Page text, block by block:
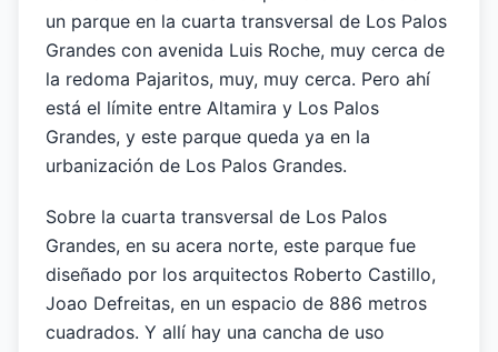
un parque en la cuarta transversal de Los Palos
Grandes con avenida Luis Roche, muy cerca de
la redoma Pajaritos, muy, muy cerca. Pero ahí
está el límite entre Altamira y Los Palos
Grandes, y este parque queda ya en la
urbanización de Los Palos Grandes.
Sobre la cuarta transversal de Los Palos
Grandes, en su acera norte, este parque fue
diseñado por los arquitectos Roberto Castillo,
Joao Defreitas, en un espacio de 886 metros
cuadrados. Y allí hay una cancha de uso